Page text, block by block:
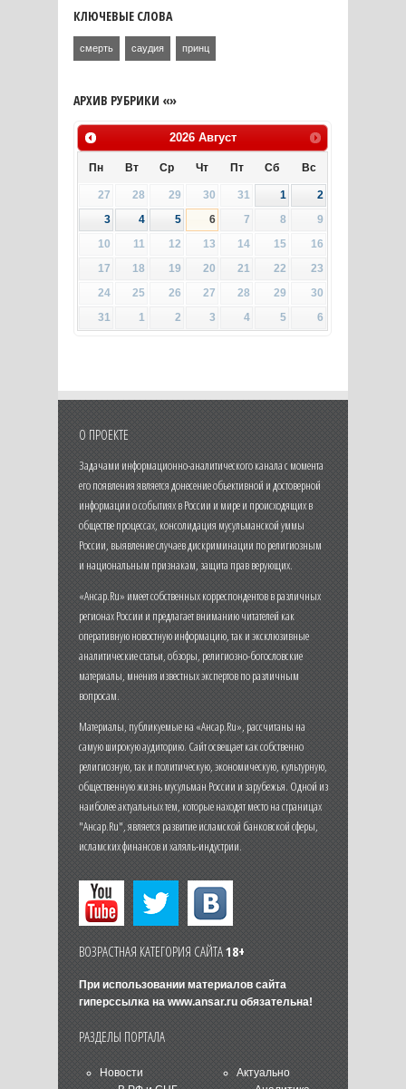
КЛЮЧЕВЫЕ СЛОВА
смерть саудия принц
АРХИВ РУБРИКИ «»
2026 Август
Пн Вт Ср Чт Пт Сб Вс
27 28 29 30 31 1
2
3
4 5 6 7 8
9
10
11 12 13 14 15
16
17
18 19 20 21 22
23
24
25 26 27 28 29
30
31
1 2 3 4 5 6
О ПРОЕКТЕ
Задачами информационно-аналитического канала с момента
его появления является донесение объективной и достоверной
информации о событиях в России и мире и происходящих в
обществе процессах, консолидация мусульманской уммы
России, выявление случаев дискриминации по религиозным
и национальным признакам, защита прав верующих.
«Ансар.Ru» имеет собственных корреспондентов в различных
регионах России и предлагает вниманию читателей как
оперативную новостную информацию, так и эксклюзивные
аналитические статьи, обзоры, религиозно-богословские
материалы, мнения известных экспертов по различным
вопросам.
Материалы, публикуемые на «Ансар.Ru», рассчитаны на
самую широкую аудиторию. Сайт освещает как собственно
религиозную, так и политическую, экономическую, культурную,
общественную жизнь мусульман России и зарубежья. Одной из
наиболее актуальных тем, которые находят место на страницах
"Ансар.Ru", является развитие исламской банковской сферы,
исламских финансов и халяль-индустрии.
ВОЗРАСТНАЯ КАТЕГОРИЯ САЙТА18+
При использовании материалов сайта
гиперссылка на www.ansar.ruобязательна!
РАЗДЕЛЫ ПОРТАЛА
Новости
Актуально